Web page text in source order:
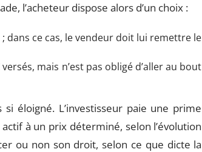
l’acheteur dispose alors d’un choix :
dans ce cas, le vendeur doit lui remettre le
mais n’est pas obligé d’aller au bout
éloigné. L’investisseur paie une prime
à un prix déterminé, selon l’évolution
ou non son droit, selon ce que dicte la